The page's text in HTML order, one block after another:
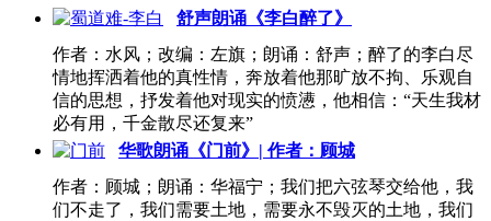
舒声朗诵《李白醉了》
作者：水风；改编：左旗；朗诵：舒声；醉了的李白尽
情地挥洒着他的真性情，奔放着他那旷放不拘、乐观自
信的思想，抒发着他对现实的愤懑，他相信：“天生我材
必有用，千金散尽还复来”
华歌朗诵《门前》| 作者：顾城
作者：顾城；朗诵：华福宁；我们把六弦琴交给他，我
们不走了，我们需要土地，需要永不毁灭的土地，我们